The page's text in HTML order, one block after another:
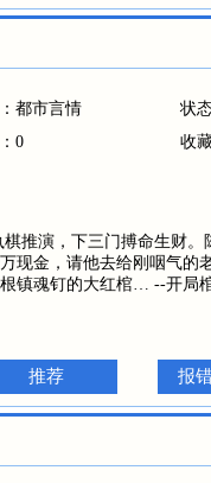
都市言情
状
0
收
推演，下三门搏命生财。
现金，请他去给刚咽气的
镇魂钉的大红棺… --开局
推荐 报